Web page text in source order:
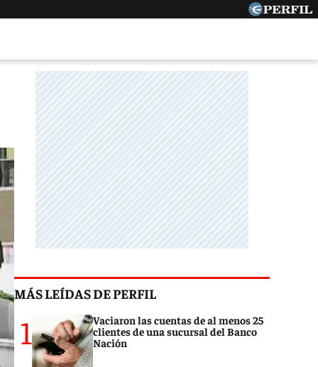
MÁS LEÍDAS DE PERFIL
1
Vaciaron las cuentas de al menos 25
clientes de una sucursal del Banco
Nación